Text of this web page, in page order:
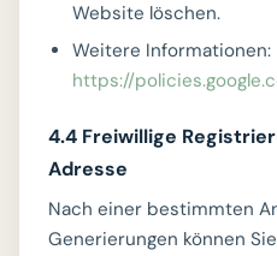
Website löschen.
Weitere Informationen:
https://
4.4 Freiwillige
Adresse
Nach einer bestimmten
Generierungen können